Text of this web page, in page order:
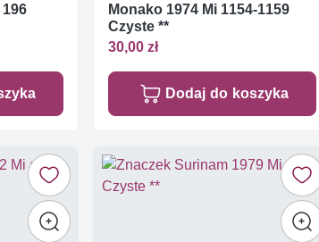
Monako 1974 Mi 1154-1159
Czyste **
30,00 zł
Dodaj do koszyka